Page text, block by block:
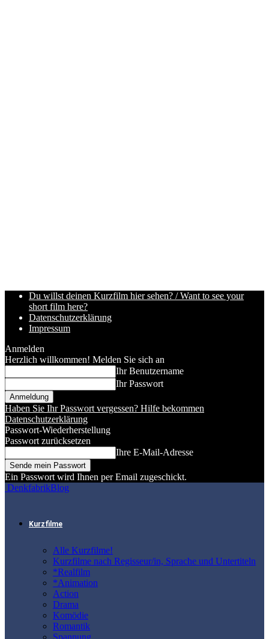
Du willst deinen Kurzfilm hier sehen? / Want to see your
short film here?
Datenschutzerklärung
Impressum
Anmelden
Herzlich willkommen! Melden Sie sich an
Ihr Benutzername
Ihr Passwort
Haben Sie Ihr Passwort vergessen? Hilfe bekommen
Datenschutzerklärung
Passwort-Wiederherstellung
Passwort zurücksetzen
Ihre E-Mail-Adresse
Ein Passwort wird Ihnen per Email zugeschickt.
DenkfabrikBlog
Kurzfilme
Alle Kurzfilme!
Kurzfilme nach Regisseur/in, Sprache und Untertiteln
*Realfilm
*Animation
Action
Drama
Komödie
Romantik
Spannung